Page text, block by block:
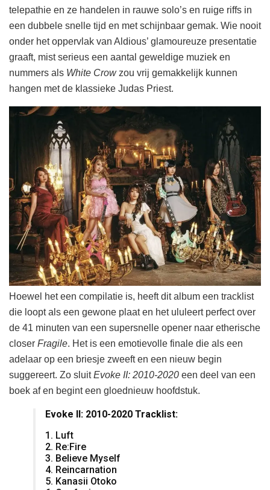
telepathie en ze handelen in rauwe solo’s en ruige riffs in
een dubbele snelle tijd en met schijnbaar gemak. Wie nooit
onder het oppervlak van Aldious’ glamoureuze presentatie
graaft, mist serieus een aantal geweldige muziek en
nummers als White Crowzou vrij gemakkelijk kunnen
hangen met de klassieke Judas Priest.
Hoewel het een compilatie is, heeft dit album een tracklist
die loopt als een gewone plaat en het ululeert perfect over
de 41 minuten van een supersnelle opener naar etherische
closer Fragile. Het is een emotievolle finale die als een
adelaar op een briesje zweeft en een nieuw begin
suggereert. Zo sluitEvoke II: 2010-2020 een deel van een
boek af en begint een gloednieuw hoofdstuk.
Evoke II: 2010-2020 Tracklist:
1. Luft
2. Re:Fire
3. Believe Myself
4. Reincarnation
5. Kanasii Otoko